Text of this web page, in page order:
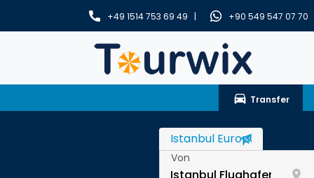
+49 1514 753 69 49 | +90 549 547 07 70
drive_eta Transfer
Von
room